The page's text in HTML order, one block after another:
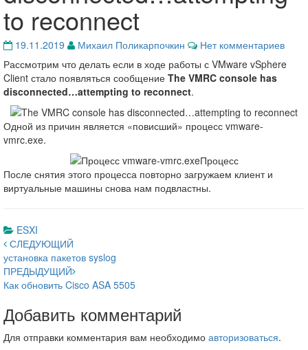
disconnected…
attempting
to
to reconnect
19.11.2019 Михаил Поликарпочкин Комментарии
Нет комментариев
Рассмотрим что делать если в ходе работы с VMware vSphere
Client стало появляться сообщение The VMRC console has
disconnected…attempting to reconnect.
Одной из причин является «повисший» процесс vmware-
vmrc.exe.
После снятия этого процесса повторно загружаем клиент и
виртуальные машины снова нам подвластны.
ESXI
Навигация
по
записям
СЛЕДУЮЩИЙ
установка пакетов syslog
ПРЕДЫДУЩИЙ
Как обновить Cisco ASA 5505
Добавить комментарий
Для отправки комментария вам необходимо авторизоваться.